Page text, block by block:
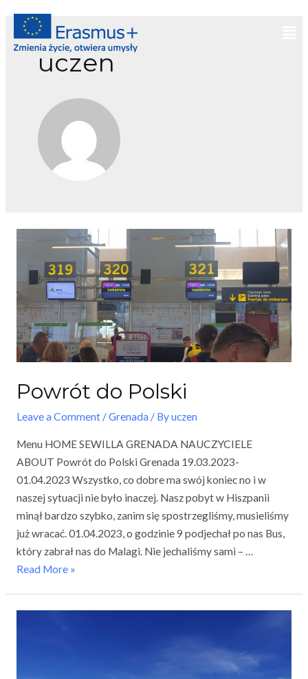
uczen
Powrót do Polski
Leave a Comment /Grenada / Byuczen
Menu HOME SEWILLA GRENADA NAUCZYCIELE
ABOUT Powrót do Polski Grenada 19.03.2023-
01.04.2023 Wszystko, co dobre ma swój koniec no i w
naszej sytuacji nie było inaczej. Nasz pobyt w Hiszpanii
minął bardzo szybko, zanim się spostrzegliśmy, musieliśmy
już wracać. 01.04.2023, o godzinie 9 podjechał po nas Bus,
który zabrał nas do Malagi. Nie jechaliśmy sami – …
Read More »